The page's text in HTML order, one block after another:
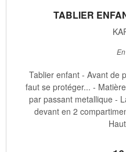
TABLIER
Tablier enfant - Avant de
faut se protéger... -
par passant metallique -
devant en 2